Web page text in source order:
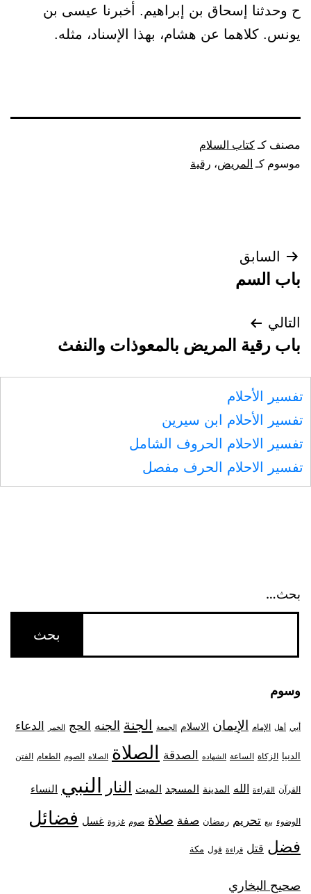
ح وحدثنا إسحاق بن إبراهيم. أخبرنا عيسى بن
يونس. كلاهما عن هشام، بهذا الإسناد، مثله.
مصنف كـكتاب السلام
موسوم كـ المريض، رقية
تصفّح
المقالات
السابق
باب السم
التالي
باب رقية المريض بالمعوذات والنفث
تفسير الأحلام
تفسير الأحلام ابن سيرين
تفسير الاحلام الحروف الشامل
تفسير الاحلام الحرف مفصل
بحث…
وسوم
أبي أهل الإمام الإيمان الاسلام الجمعة الجنة الجنه الحج الخمر الدعاء
الدنيا الزكاة الساعة الشهاده الصدقة الصلاة الصلاه الصوم الطعام الفتن
القرآن القراءة الله المدينة المسجد الميت النار النبي النساء
الوضوء بيع تحريم رمضان صفة صلاة صوم غزوة غسل فضائل
فضل قتل قراءة قول مكة
صحيح البخاري